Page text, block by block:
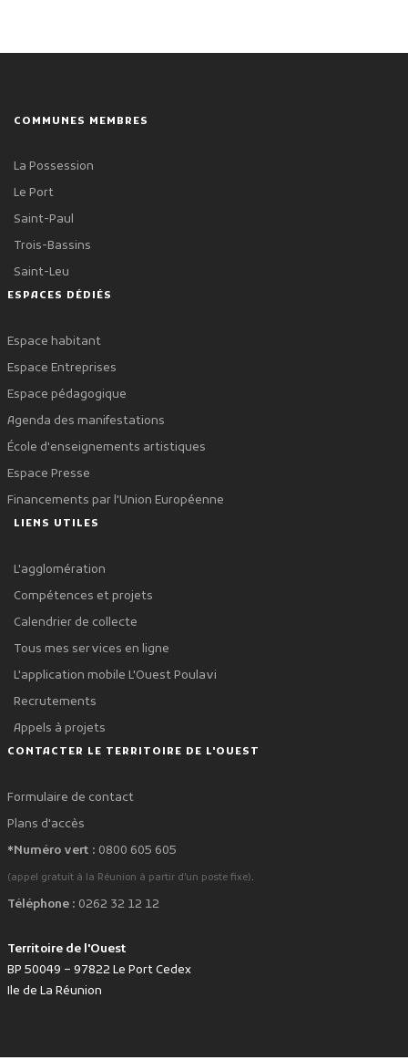
COMMUNES MEMBRES
La Possession
Le Port
Saint-Paul
Trois-Bassins
Saint-Leu
ESPACES DÉDIÉS
Espace habitant
Espace Entreprises
Espace pédagogique
Agenda des manifestations
École d'enseignements artistiques
Espace Presse
Financements par l'Union Européenne
LIENS UTILES
L'agglomération
Compétences et projets
Calendrier de collecte
Tous mes services en ligne
L'application mobile L'Ouest Poulavi
Recrutements
Appels à projets
CONTACTER LE TERRITOIRE DE L'OUEST
Formulaire de contact
Plans d'accès
*Numéro vert : 0800 605 605
(appel gratuit à la Réunion à partir d'un poste fixe).
Téléphone : 0262 32 12 12
Territoire de l'Ouest
BP 50049 – 97822 Le Port Cedex
Ile de La Réunion